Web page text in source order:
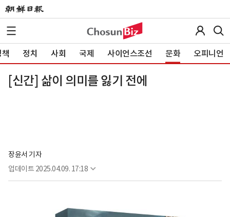
정치 사회 국제 사이언스조선 문화 오피니언
[신간] 삶이 의미를 잃기 전에
장윤서 기자
업데이트 2025.04.09. 17:18